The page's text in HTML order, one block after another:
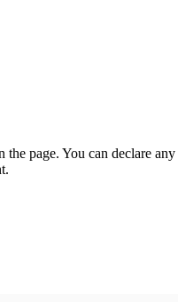
page. You can declare